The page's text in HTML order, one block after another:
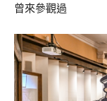
曾來參觀過